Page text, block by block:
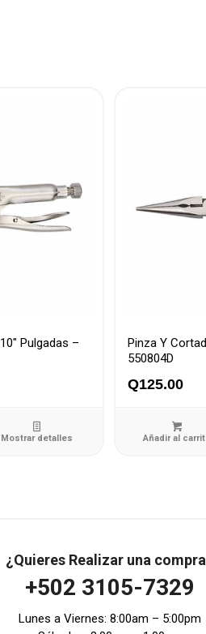
Pulgadas –
Mostrar detalles
Pinza Y
550804D
Q125.00
Añadir al
¿Quieres Realizar una
+502 3105-7329
Lunes a Viernes: 8:00am – 5:00pm